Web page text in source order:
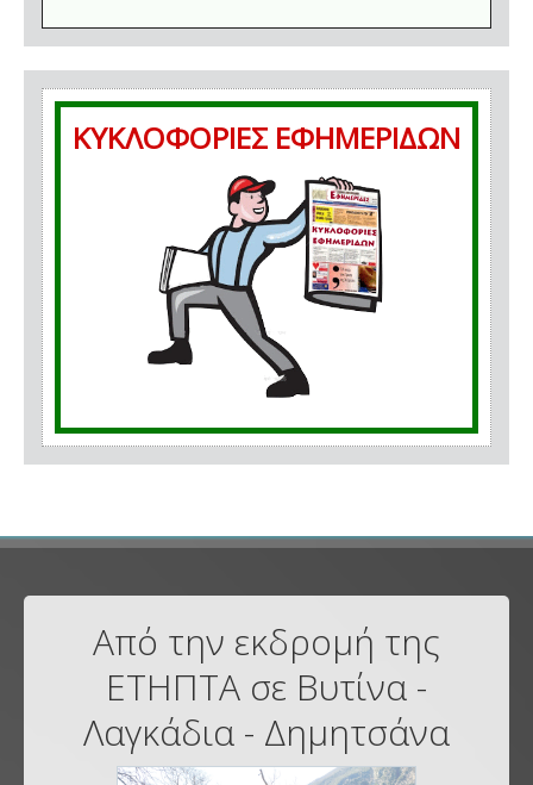
ΚΥΚΛΟΦΟΡΙΕΣ ΕΦΗΜΕΡΙΔΩΝ
Από την εκδρομή της
ΕΤΗΠΤΑ σε Βυτίνα -
Λαγκάδια - Δημητσάνα